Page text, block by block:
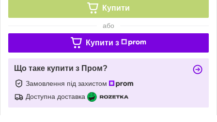
Купити
або
Купити з
Що таке купити з Пром?
Замовлення під захистом
Доступна доставка